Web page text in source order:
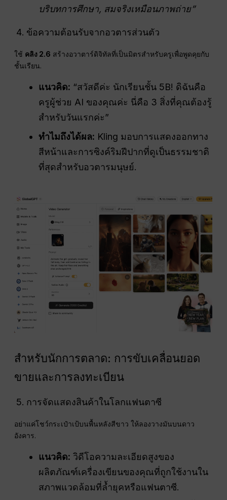
บริบทการศึกษา, สมจริงเหมือนภาพถ่าย”
ข้อความต้อนรับจากอวตารส่วนตัว
ใช้ คลิง 2.6 สร้างอวาตาร์ดิจิทัลที่เป็นมิตรสำหรับครูเพื่อพูดคุยกับ
ชั้นเรียน.
แนวคิด: “สวัสดีค่ะ นักเรียนชั้น 5B! ดิฉันคือ
ครูผู้ช่วย AI ของคุณค่ะ นี่คือ 3 สิ่งที่คุณต้องรู้
สำหรับวันแรกค่ะ”
ทำไมถึงได้ผล: Kling มอบการแสดงออกทาง
สีหน้าและการซิงค์ริมฝีปากที่ดูเป็นธรรมชาติ
ที่สุดสำหรับอวตารมนุษย์.
สำหรับนักการตลาด: การขับเคลื่อนยอด
ขายและการลงทะเบียน
การจัดแสดงสินค้าในโลกแฟนตาซี
อย่าแค่โชว์กระเป๋าเป้บนพื้นหลังสีขาว ให้ลองวางมันบนดาว
อังคาร.
แนวคิด: วิดีโอความละเอียดสูงของ
ผลิตภัณฑ์เครื่องเขียนของคุณที่ถูกใช้งานใน
สภาพแวดล้อมที่ล้ำยุคหรือแฟนตาซี.